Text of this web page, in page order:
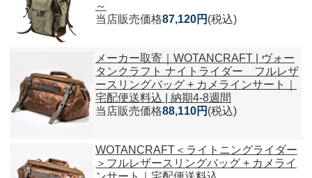
～
当店販売価格87,120円 (税込)
メーカー取寄｜WOTANCRAFT | ヴォー
タンクラフト ナイトライダー フルレザ
ースリングバッグ + カメラインサート｜
宅配便送料込 | 納期4-8週間
当店販売価格88,110円 (税込)
WOTANCRAFT＜ライトニングライダー
＞フルレザースリングバッグ + カメライ